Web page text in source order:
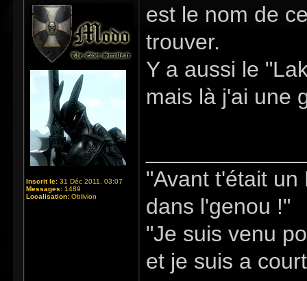
Inscrit le: 31 Déc 2011, 03:07
Messages: 1489
Localisation: Oblivion
est le nom de
trouver.
Y a aussi le
mais là j'ai une
"Avant t'était
dans l'genou !"
"Je suis venu
et je suis a